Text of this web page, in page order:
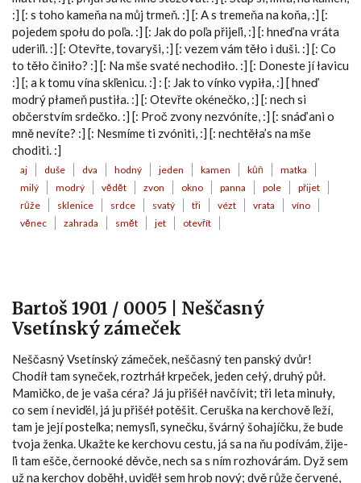
:] [: s toho kameňa na můj trmeň. :] [: A s tremeňa na koňa, :] [:
pojedem społu do poľa. :] [: Jak do poľa přijeľi, :] [: hneď na vráta
uderiľi. :] [: Otevřte, tovaryši, :] [: vezem vám těło i duši. :] [: Co
to těło činiło? :] [: Na mše svaté nechodiło. :] [: Doneste jí łavicu
:] [; a k tomu vína skľenicu. :] : [: Jak to vínko vypiła, :] [ hneď
modrý płameň pustiła. :] [: Otevřte okénečko, :] [: nech si
občerstvím srdečko. :] [: Proč zvony nezvóníte, :] [: snáď ani o
mně nevíte? :] [: Nesmíme ti zvóniti, :] [: nechtěła’s na mše
choditi. :]
aj duše dva hodný jeden kamen kůň
matka
milý
modrý vědět zvon okno panna pole
přijet
růže
sklenice srdce svatý tři vézt vrata
víno
věnec
zahrada smět jet otevřít
Bartoš 1901 / 0005 | Neščasný
Vsetínský zámeček
Neščasný Vsetínský zámeček, neščasný ten panský dvůr!
Chodíł tam syneček, roztrháł krpeček, jeden cełý, druhý půł.
Mamičko, de je vaša céra? Já ju přišéł navčívit; tři leta minuły,
co sem í neviďél, já ju přišéł potěšit. Ceruška na kerchově ľeží,
tam je její posteľka; nemysľi, synečku, švárný šohajíčku, že bude
tvoja ženka. Ukažte ke kerchovu cestu, já sa na ňu podívám, žije-
ľi tam ešče, černooké děvče, nech sa s ním rozhovárám. Dyž sem
už na kerchov doběhł, uviďéł sem hrob nový; dvě růže červené,